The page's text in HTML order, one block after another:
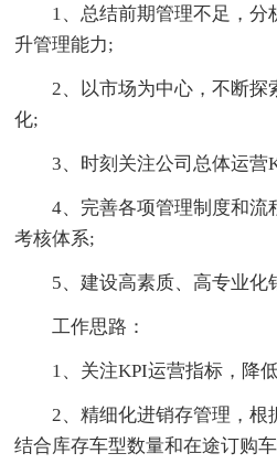
1、总结前期管理不足，分
升管理能力;
2、以市场为中心，不断探
化;
3、时刻关注公司总体运营
4、完善各项管理制度和流
考核体系;
5、建设高素质、高专业化
工作思路：
1、关注KPI运营指标，降低
2、精细化进销存管理，根
结合库存车型数量和在途订购